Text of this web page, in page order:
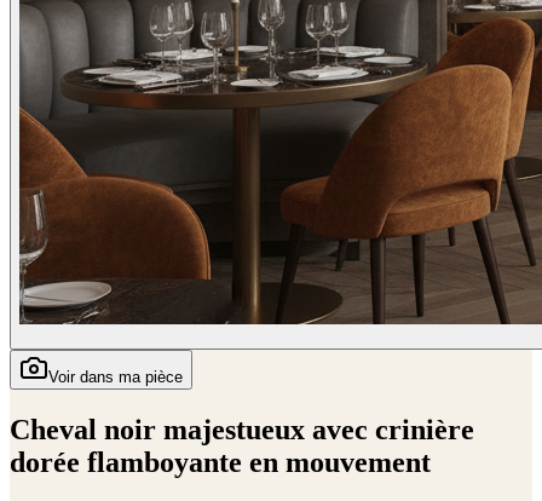
Voir dans ma pièce
Cheval noir majestueux avec crinière
dorée flamboyante en mouvement